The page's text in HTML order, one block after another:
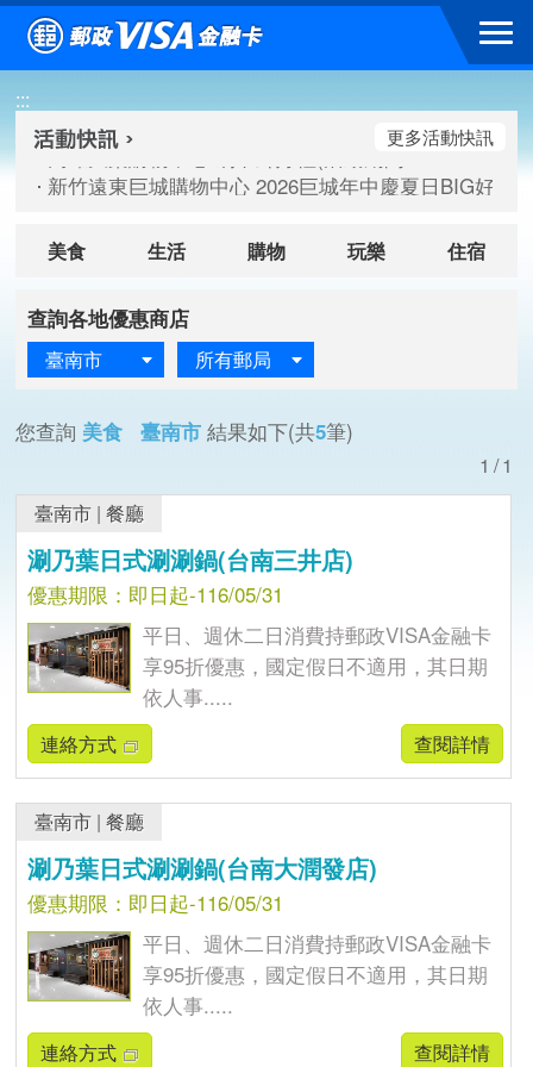
跳到主要內容區塊
:::
高雄大樂購物中心 刷卡郵好禮(活動期間：115/08/07-
臺北三創生活 有點東西第2波 刷卡郵好禮(活動期間：
高雄大樂購物中心 刷卡郵好禮(活動期間：115/08/07-
新竹遠東巨城購物中心 2026巨城年中慶夏日BIG好刷(
更多活動快訊
美食 生活 購物 玩樂 住宿
查詢各地優惠商店
臺南市 所有郵局
您查詢 美食 臺南市 結果如下(共5筆)
1/1
臺南市 |餐廳
涮乃葉日式涮涮鍋(台南三井店)
優惠期限：即日起-116/05/31
平日、週休二日消費持郵政VISA金融卡
享95折優惠，國定假日不適用，其日期
依人事.....
連絡方式 查閱詳情
臺南市 |餐廳
涮乃葉日式涮涮鍋(台南大潤發店)
優惠期限：即日起-116/05/31
平日、週休二日消費持郵政VISA金融卡
享95折優惠，國定假日不適用，其日期
依人事.....
連絡方式 查閱詳情